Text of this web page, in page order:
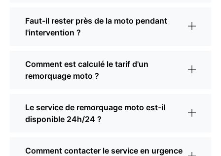
Faut-il rester près de la moto pendant
l'intervention ?
Comment est calculé le tarif d'un
remorquage moto ?
Le service de remorquage moto est-il
disponible 24h/24 ?
Comment contacter le service en urgence